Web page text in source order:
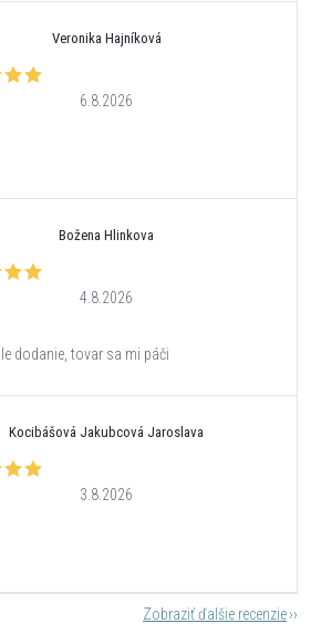
Veronika Hajníková
6.8.2026
Božena Hlinkova
4.8.2026
dodanie, tovar sa mi páči
Kocibášová Jakubcová Jaroslava
3.8.2026
Zobraziť ďalšie recenzie